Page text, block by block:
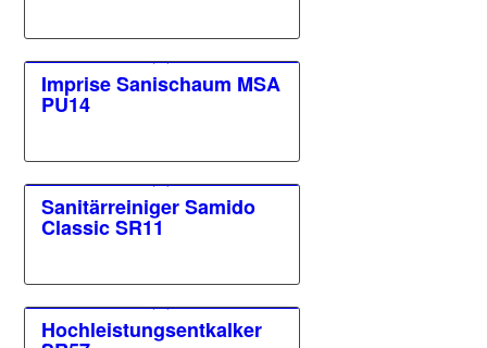
Imprise Sanischaum MSA
PU14
Sanitärreiniger Samido
Classic SR11
Hochleistungsentkalker